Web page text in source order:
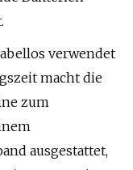
verwendet
macht die
zum
ausgestattet,